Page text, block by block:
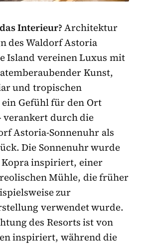
Interieur?Architektur
des Waldorf Astoria
Island vereinen Luxus mit
Kunst,
und tropischen
Gefühl für den Ort
verankert durch die
Astoria-Sonnenuhr als
Die Sonnenuhr wurde
inspiriert, einer
Mühle, die früher
zur
verwendet wurde.
des Resorts ist von
inspiriert, während die